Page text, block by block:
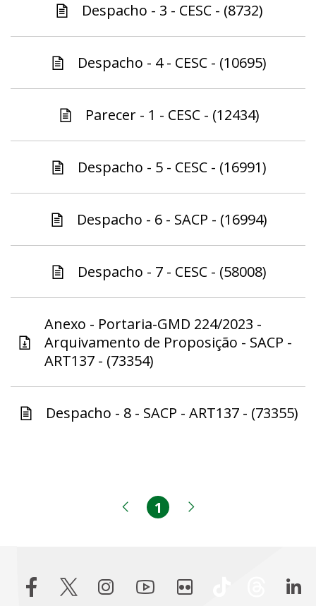
Despacho - 3 - CESC - (8732)
Despacho - 4 - CESC - (10695)
Parecer - 1 - CESC - (12434)
Despacho - 5 - CESC - (16991)
Despacho - 6 - SACP - (16994)
Despacho - 7 - CESC - (58008)
Anexo - Portaria-GMD 224/2023 -
Arquivamento de Proposição - SACP -
ART137 - (73354)
Despacho - 8 - SACP - ART137 - (73355)
Página anterior
Página
1